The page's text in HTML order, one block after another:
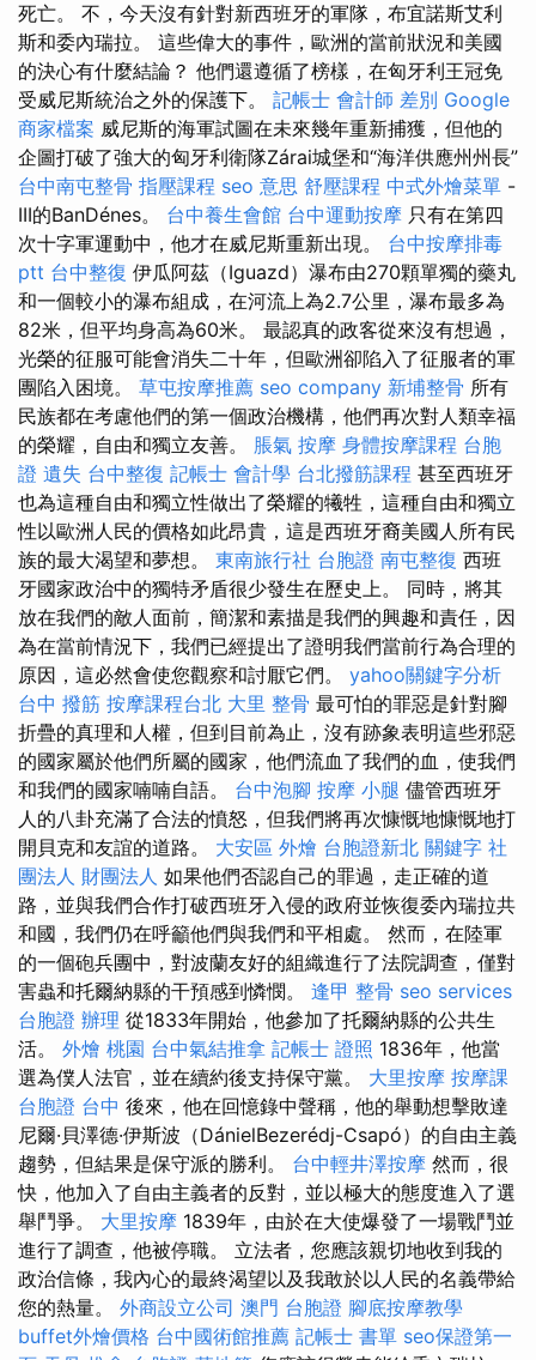
死亡。 不，今天沒有針對新西班牙的軍隊，布宜諾斯艾利
斯和委內瑞拉。 這些偉大的事件，歐洲的當前狀況和美國
的決心有什麼結論？ 他們還遵循了榜樣，在匈牙利王冠免
受威尼斯統治之外的保護下。 記帳士 會計師 差別 Google
商家檔案 威尼斯的海軍試圖在未來幾年重新捕獲，但他的
企圖打破了強大的匈牙利衛隊Zárai城堡和“海洋供應州州長”
台中南屯整骨 指壓課程 seo 意思 舒壓課程 中式外燴菜單 -
III的BanDénes。 台中養生會館 台中運動按摩 只有在第四
次十字軍運動中，他才在威尼斯重新出現。 台中按摩排毒
ptt 台中整復 伊瓜阿茲（Iguazd）瀑布由270顆單獨的藥丸
和一個較小的瀑布組成，在河流上為2.7公里，瀑布最多為
82米，但平均身高為60米。 最認真的政客從來沒有想過，
光榮的征服可能會消失二十年，但歐洲卻陷入了征服者的軍
團陷入困境。 草屯按摩推薦 seo company 新埔整骨 所有
民族都在考慮他們的第一個政治機構，他們再次對人類幸福
的榮耀，自由和獨立友善。 脹氣 按摩 身體按摩課程 台胞
證 遺失 台中整復 記帳士 會計學 台北撥筋課程 甚至西班牙
也為這種自由和獨立性做出了榮耀的犧牲，這種自由和獨立
性以歐洲人民的價格如此昂貴，這是西班牙裔美國人所有民
族的最大渴望和夢想。 東南旅行社 台胞證 南屯整復 西班
牙國家政治中的獨特矛盾很少發生在歷史上。 同時，將其
放在我們的敵人面前，簡潔和素描是我們的興趣和責任，因
為在當前情況下，我們已經提出了證明我們當前行為合理的
原因，這必然會使您觀察和討厭它們。 yahoo關鍵字分析
台中 撥筋 按摩課程台北 大里 整骨 最可怕的罪惡是針對腳
折疊的真理和人權，但到目前為止，沒有跡象表明這些邪惡
的國家屬於他們所屬的國家，他們流血了我們的血，使我們
和我們的國家喃喃自語。 台中泡腳 按摩 小腿 儘管西班牙
人的八卦充滿了合法的憤怒，但我們將再次慷慨地慷慨地打
開貝克和友誼的道路。 大安區 外燴 台胞證新北 關鍵字 社
團法人 財團法人 如果他們否認自己的罪過，走正確的道
路，並與我們合作打破西班牙入侵的政府並恢復委內瑞拉共
和國，我們仍在呼籲他們與我們和平相處。 然而，在陸軍
的一個砲兵團中，對波蘭友好的組織進行了法院調查，僅對
害蟲和托爾納縣的干預感到憐憫。 逢甲 整骨 seo services
台胞證 辦理 從1833年開始，他參加了托爾納縣的公共生
活。 外燴 桃園 台中氣結推拿 記帳士 證照 1836年，他當
選為僕人法官，並在續約後支持保守黨。 大里按摩 按摩課
台胞證 台中 後來，他在回憶錄中聲稱，他的舉動想擊敗達
尼爾·貝澤德·伊斯波（DánielBezerédj-Csapó）的自由主義
趨勢，但結果是保守派的勝利。 台中輕井澤按摩 然而，很
快，他加入了自由主義者的反對，並以極大的態度進入了選
舉鬥爭。 大里按摩 1839年，由於在大使爆發了一場戰鬥並
進行了調查，他被停職。 立法者，您應該親切地收到我的
政治信條，我內心的最終渴望以及我敢於以人民的名義帶給
您的熱量。 外商設立公司 澳門 台胞證 腳底按摩教學
buffet外燴價格 台中國術館推薦 記帳士 書單 seo保證第一